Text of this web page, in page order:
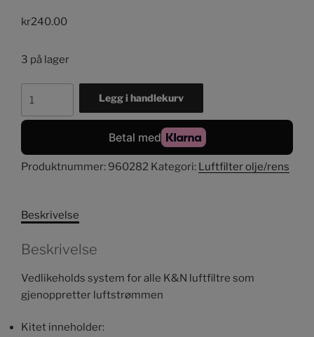
kr240.00
3 på lager
Luftfilter
service
rød
Legg i handlekurv
Produktnummer: 960282 Kategori: Luftfilter olje/rens
Beskrivelse
Beskrivelse
Vedlikeholds system for alle K&N luftfiltre som
gjenoppretter luftstrømmen
Kitet inneholder: